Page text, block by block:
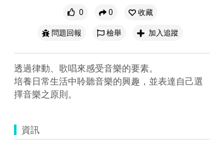
0 0
收藏
問題回報
檢舉 加入追蹤
透過律動、歌唱來感受音樂的要素。
培養日常生活中聆聽音樂的興趣，並表達自己選
資訊